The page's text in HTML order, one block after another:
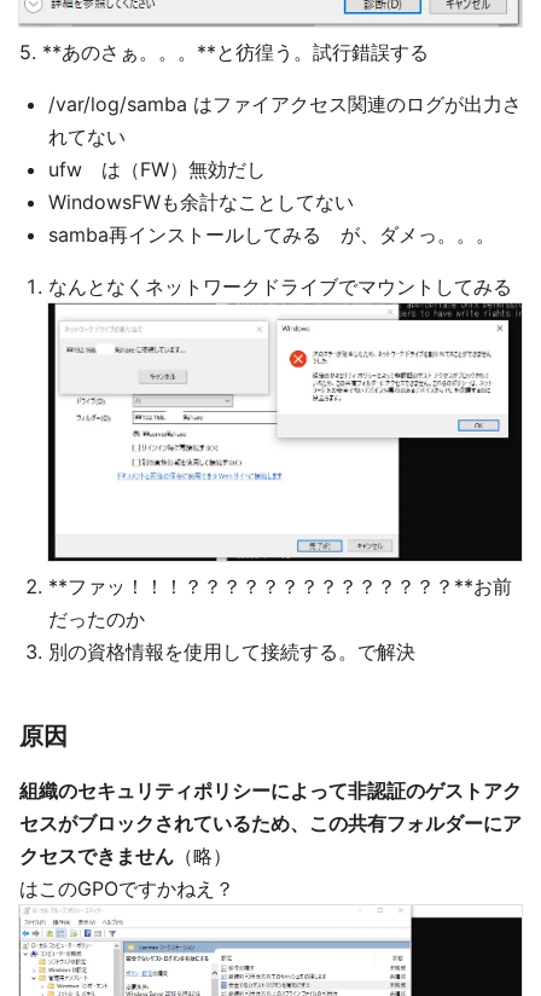
5. **あのさぁ。。。**と彷徨う。試行錯誤する
/var/log/samba はファイアクセス関連のログが出力さ
れてない
ufw は（FW）無効だし
WindowsFWも余計なことしてない
samba再インストールしてみる が、ダメっ。。。
なんとなくネットワークドライブでマウントしてみる
**ファッ！！！？？？？？？？？？？？？？？**お前
だったのか
別の資格情報を使用して接続する。で解決
原因
組織のセキュリティポリシーによって非認証のゲストアク
セスがブロックされているため、この共有フォルダーにア
クセスできません （略）
はこのGPOですかねえ？